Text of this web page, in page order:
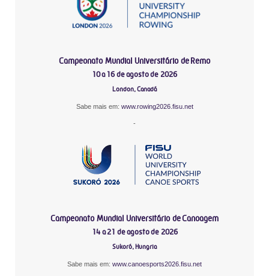
Campeonato Mundial Universitário de Remo
10 a 16 de agosto de 2026
London, Canadá
Sabe mais em: www.rowing2026.fisu.net
-
Campeonato Mundial Universitário de Canoagem
14 a 21 de agosto de 2026
Sukoró, Hungria
Sabe mais em: www.canoesports2026.fisu.net